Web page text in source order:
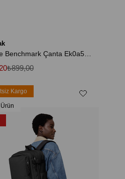
₺899,00
Kargo